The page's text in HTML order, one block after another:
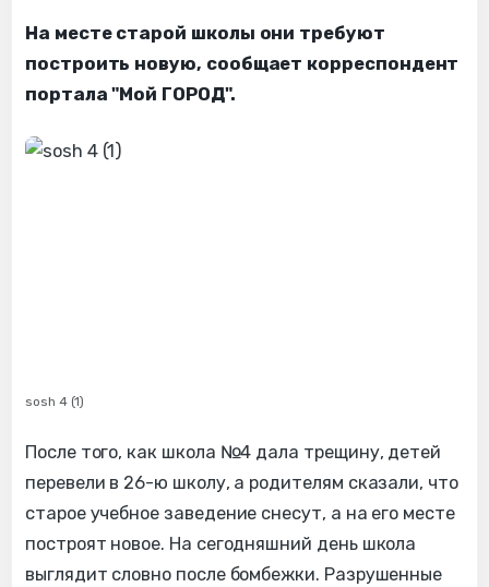
На месте старой школы они требуют
построить новую, сообщает корреспондент
портала "Мой ГОРОД".
sosh 4 (1)
После того, как школа №4 дала трещину, детей
перевели в 26-ю школу, а родителям сказали, что
старое учебное заведение снесут, а на его месте
построят новое. На сегодняшний день школа
выглядит словно после бомбежки. Разрушенные